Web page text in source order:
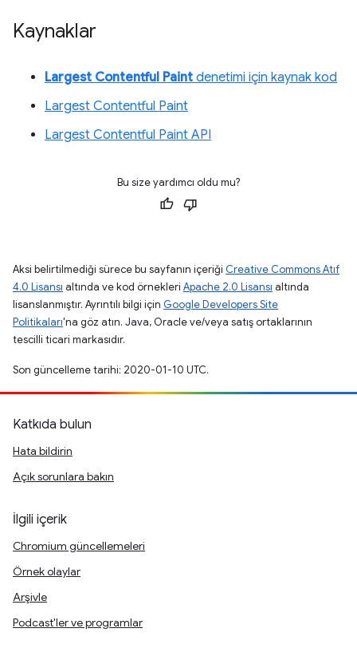
Kaynaklar
Largest Contentful Paint denetimi için kaynak kod
Largest Contentful Paint
Largest Contentful Paint API
Bu size yardımcı oldu mu?
Aksi belirtilmediği sürece bu sayfanın içeriği Creative Commons Atıf
4.0 Lisansı altında ve kod örnekleri Apache 2.0 Lisansı altında
lisanslanmıştır. Ayrıntılı bilgi için Google Developers Site
Politikaları'na göz atın. Java, Oracle ve/veya satış ortaklarının
tescilli ticari markasıdır.
Son güncelleme tarihi: 2020-01-10 UTC.
Katkıda bulun
Hata bildirin
Açık sorunlara bakın
İlgili içerik
Chromium güncellemeleri
Örnek olaylar
Arşivle
Podcast'ler ve programlar